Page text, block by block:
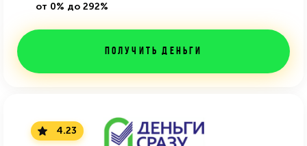
от 0% до 292%
Получить деньги
4.23